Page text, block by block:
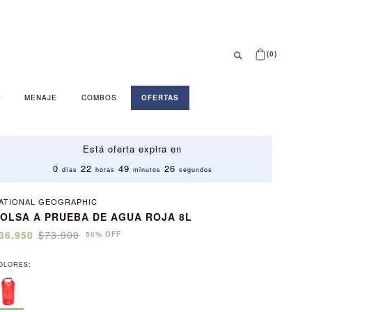
(0)
MENAJE COMBOS OFERTAS
Está oferta expira en
0 días 22 horas 49 minutos 26 segundos
GEOGRAPHIC
A PRUEBA DE AGUA ROJA 8L
$73.900 50% OFF